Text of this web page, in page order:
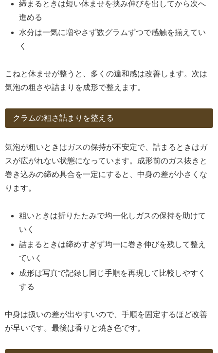
締まるときは短い休ませを挟み伸びを出してから次へ
進める
水分は一気に増やさず数グラムずつで感触を揃えてい
く
こねと休ませが整うと、多くの違和感は改善します。次は
気泡の粗さや詰まりを成形で整えます。
クラムの粗さ詰まりを整える
気泡が粗いときはガスの保持が不安定で、詰まるときはガ
スが広がれない状態になっています。成形前のガス抜きと
巻き込みの締め具合を一定にすると、中身の差が小さくな
ります。
粗いときは折りたたみで均一化しガスの保持を助けて
いく
詰まるときは締めすぎず均一に巻き伸びを残して整え
ていく
成形は写真で記録し同じ手順を再現して比較しやすく
する
中身は扱いの差が出やすいので、手順を固定するほど改善
が早いです。最後は香りと焼き色です。